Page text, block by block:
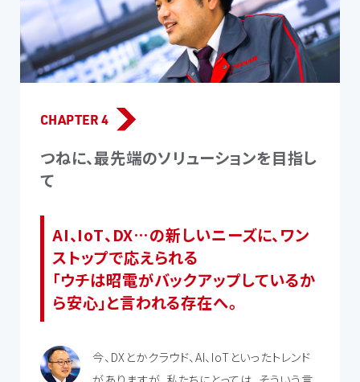
CHAPTER 4
つねに、最先端のソリューションを目指し
て
AI、IoT、DX…の新しいニーズに、ワン
ストップで応えられる
「ウチは昭電がバックアップしているか
ら安心」と言われる存在へ。
今、DXとかクラウド、AI、IoTといったトレンド